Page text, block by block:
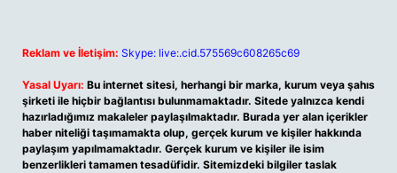
Reklam ve İletişim: Skype: live:.cid.575569c608265c69
Yasal Uyarı: Bu internet sitesi, herhangi bir marka, kurum veya şahıs
şirketi ile hiçbir bağlantısı bulunmamaktadır. Sitede yalnızca kendi
hazırladığımız makaleler paylaşılmaktadır. Burada yer alan içerikler
haber niteliği taşımamakta olup, gerçek kurum ve kişiler hakkında
paylaşım yapılmamaktadır. Gerçek kurum ve kişiler ile isim
benzerlikleri tamamen tesadüfidir. Sitemizdeki bilgiler taslak